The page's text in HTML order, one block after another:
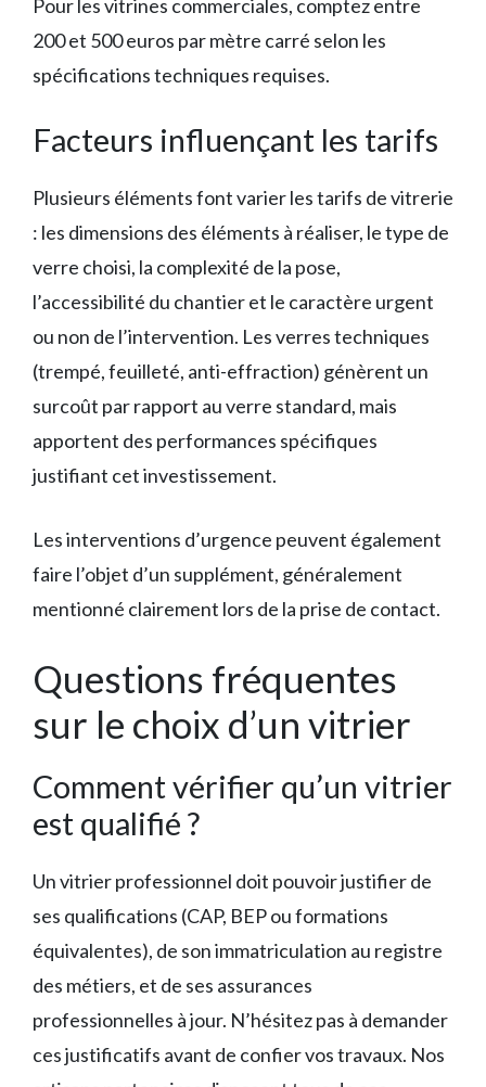
Pour les vitrines commerciales, comptez entre
200 et 500 euros par mètre carré selon les
spécifications techniques requises.
Facteurs influençant les tarifs
Plusieurs éléments font varier les tarifs de vitrerie
: les dimensions des éléments à réaliser, le type de
verre choisi, la complexité de la pose,
l’accessibilité du chantier et le caractère urgent
ou non de l’intervention. Les verres techniques
(trempé, feuilleté, anti-effraction) génèrent un
surcoût par rapport au verre standard, mais
apportent des performances spécifiques
justifiant cet investissement.
Les interventions d’urgence peuvent également
faire l’objet d’un supplément, généralement
mentionné clairement lors de la prise de contact.
Questions fréquentes
sur le choix d’un vitrier
Comment vérifier qu’un vitrier
est qualifié ?
Un vitrier professionnel doit pouvoir justifier de
ses qualifications (CAP, BEP ou formations
équivalentes), de son immatriculation au registre
des métiers, et de ses assurances
professionnelles à jour. N’hésitez pas à demander
ces justificatifs avant de confier vos travaux. Nos